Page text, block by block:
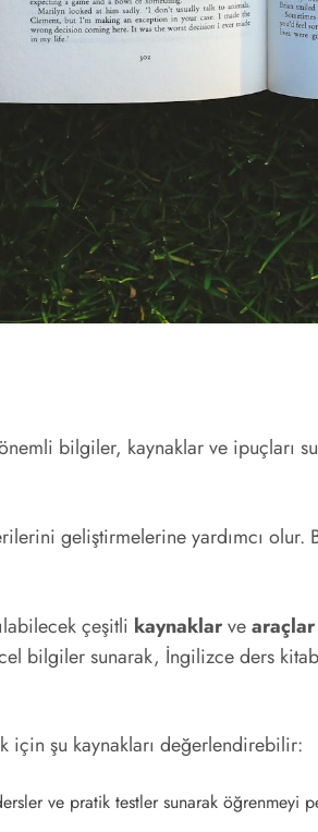
bilgiler, kaynaklar ve ipuçları
geliştirmelerine yardımcı
çeşitli kaynaklarvearaçlar
bilgiler sunarak, İngilizce ders
için şu kaynakları değerlendirebilir:
ve pratik testler sunarak öğrenmeyi